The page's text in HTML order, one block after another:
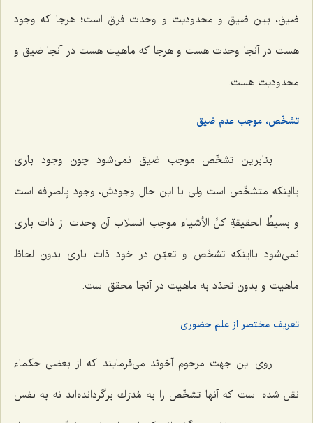
ضیق، بین ضیق و محدودیت و وحدت فرق است؛ هرجا که وجود
هست در آنجا وحدت هست و هرجا که ماهیت هست در آنجا ضیق و
محدودیت هست.
تشخّص، موجب عدم ضیق
بنابراین تشخّص موجب ضیق نمی‌شود چون وجود باری
بااینکه متشخّص است ولی با این حال وجودش، وجود بِالصرافه است
و بسیطُ الحقیقةِ کلَّ الأشیاء موجب انسلاب آن وحدت از ذات باری
نمی‌شود بااینکه تشخّص و تعیّن در خود ذات باری بدون لحاظ
ماهیت و بدون تحدّد به ماهیت در آنجا محقق است.
تعریف مختصر از علم حضوری
روی این جهت مرحوم آخوند می‌فرمایند که از بعضی حکماء
نقل شده است که آنها تشخّص را به مُدرَك برگردانده‌اند نه به نفس